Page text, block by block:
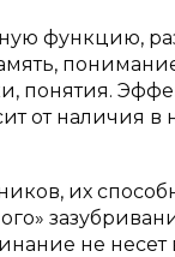
функцию,
понятия.
от наличия в
их
не